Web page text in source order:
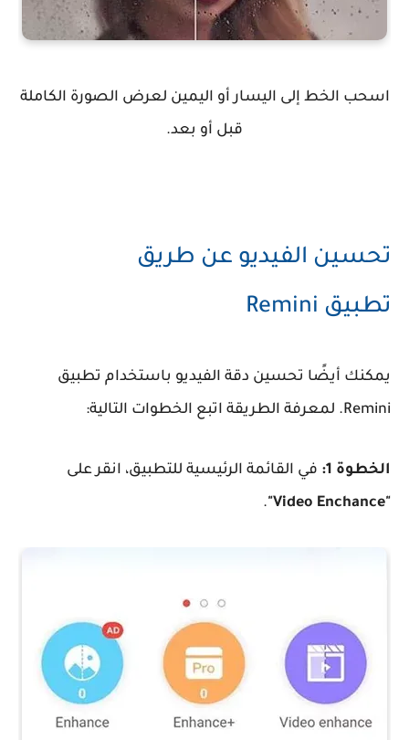
اسحب الخط إلى اليسار أو اليمين لعرض الصورة الكاملة
قبل أو بعد.
تحسين الفيديو عن طريق
تطبيق Remini
يمكنك أيضًا تحسين دقة الفيديو باستخدام تطبيق
Remini. لمعرفة الطريقة اتبع الخطوات التالية:
الخطوة 1:
في القائمة الرئيسية للتطبيق، انقر على
"Video Enchance"
.